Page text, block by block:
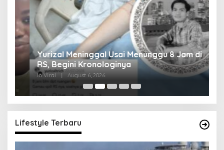
Yurizal Meninggal Usai Menunggu 8 Jam di
RS, Begini Kronologinya
In Viral | August 6, 2026
Lifestyle Terbaru